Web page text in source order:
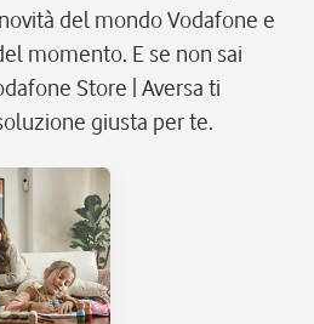
del mondo Vodafone e
momento. E se non sai
Store | Aversa ti
giusta per te.